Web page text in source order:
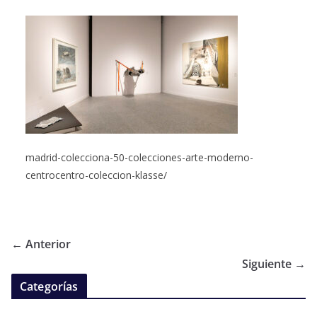
madrid-colecciona-50-colecciones-arte-moderno-
centrocentro-coleccion-klasse/
← Anterior
Siguiente →
Categorías